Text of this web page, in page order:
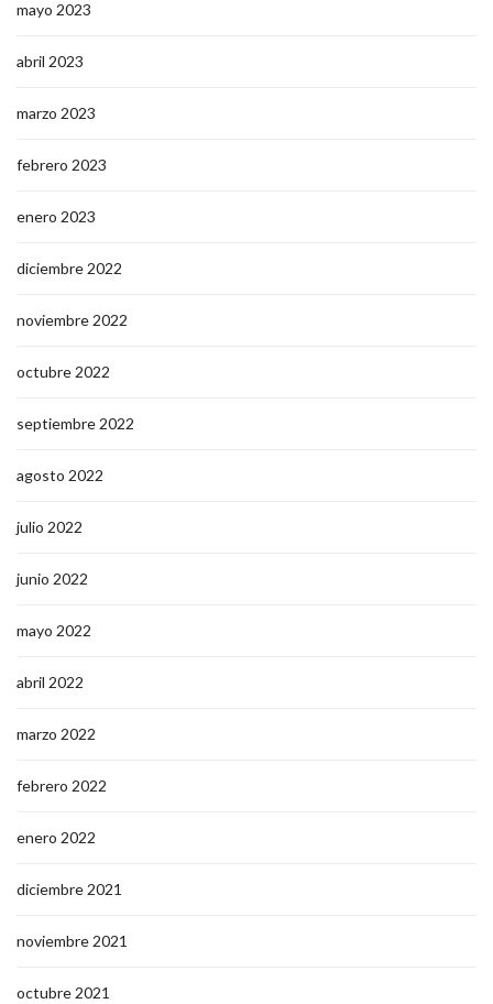
mayo 2023
abril 2023
marzo 2023
febrero 2023
enero 2023
diciembre 2022
noviembre 2022
octubre 2022
septiembre 2022
agosto 2022
julio 2022
junio 2022
mayo 2022
abril 2022
marzo 2022
febrero 2022
enero 2022
diciembre 2021
noviembre 2021
octubre 2021